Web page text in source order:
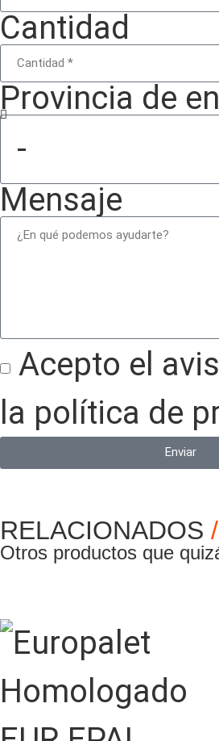
Cantidad
Provincia de
Mensaje
Acepto el
la política de
Enviar
RELACIONADOS /
Otros productos que